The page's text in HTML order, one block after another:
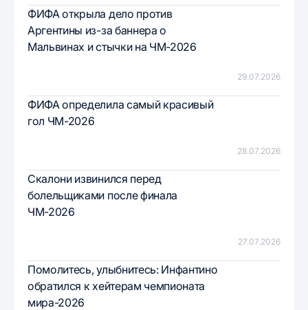
29.07.2026
ФИФА открыла дело против
Аргентины из-за баннера о
Мальвинах и стычки на ЧМ-2026
28.07.2026
ФИФА определила самый красивый
гол ЧМ-2026
27.07.2026
Скалони извинился перед
болельщиками после финала
ЧМ-2026
Помолитесь, улыбнитесь: Инфантино
обратился к хейтерам чемпионата
мира-2026